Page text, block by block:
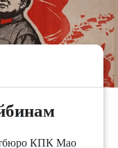
КПК Мао